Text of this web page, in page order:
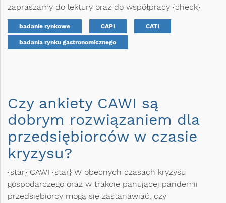
zapraszamy do lektury oraz do współpracy {check}
badanie rynkowe CAPI CATI
badania rynku gastronomicznego
Czy ankiety CAWI są
dobrym rozwiązaniem dla
przedsiębiorców w czasie
kryzysu?
{star} CAWI {star} W obecnych czasach kryzysu
gospodarczego oraz w trakcie panującej pandemii
przedsiębiorcy mogą się zastanawiać, czy